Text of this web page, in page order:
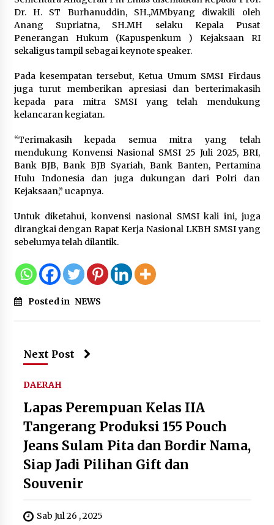
Dr. H. ST Burhanuddin, SH.,MMbyang diwakili oleh
Anang Supriatna, SH.MH selaku Kepala Pusat
Penerangan Hukum (Kapuspenkum ) Kejaksaan RI
sekaligus tampil sebagai keynote speaker.
Pada kesempatan tersebut, Ketua Umum SMSI Firdaus
juga turut memberikan apresiasi dan berterimakasih
kepada para mitra SMSI yang telah mendukung
kelancaran kegiatan.
“Terimakasih kepada semua mitra yang telah
mendukung Konvensi Nasional SMSI 25 Juli 2025, BRI,
Bank BJB, Bank BJB Syariah, Bank Banten, Pertamina
Hulu Indonesia dan juga dukungan dari Polri dan
Kejaksaan,” ucapnya.
Untuk diketahui, konvensi nasional SMSI kali ini, juga
dirangkai dengan Rapat Kerja Nasional LKBH SMSI yang
sebelumya telah dilantik.
Posted in NEWS
Next Post
DAERAH
Lapas Perempuan Kelas IIA
Tangerang Produksi 155 Pouch
Jeans Sulam Pita dan Bordir Nama,
Siap Jadi Pilihan Gift dan
Souvenir
Sab Jul 26 , 2025